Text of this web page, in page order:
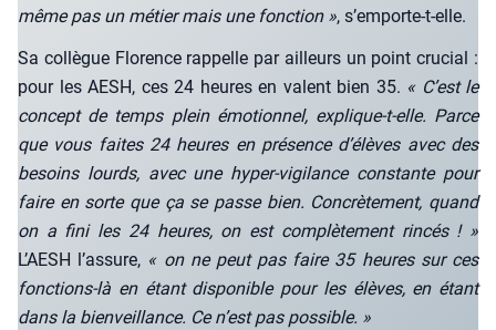
même pas un métier mais une fonc­tion », s’emporte-t-elle.
Sa col­lègue Flo­rence rap­pelle par ailleurs un point cru­cial :
pour les AESH, ces 24 heures en valent bien 35. « C’est le
concept de temps plein émo­tion­nel, explique-t-elle. Parce
que vous faites 24 heures en pré­sence d’é­lèves avec des
besoins lourds, avec une hyper-vigi­lance constante pour
faire en sorte que ça se passe bien. Concrè­te­ment, quand
on a fini les 24 heures, on est com­plè­te­ment rin­cés ! »
L’AESH l’as­sure, « on ne peut pas faire 35 heures sur ces
fonc­tions-là en étant dis­po­nible pour les élèves, en étant
dans la bien­veillance. Ce n’est pas pos­sible. »